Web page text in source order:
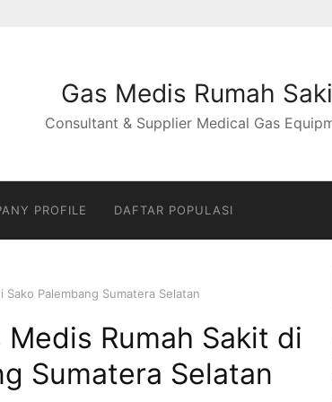
Gas Medis Rumah
Consultant & Supplier Medical Gas
PROFILE DAFTAR POPULASI
Palembang Sumatera Selatan
Rumah Sakit di
Sumatera Selatan